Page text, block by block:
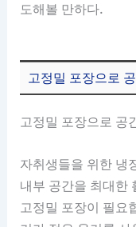
도해볼 만하다.
고정밀 포장으로
고정밀 포장으로 공
자취생들을 위한 냉
내부 공간을 최대한
고정밀 포장이 필요